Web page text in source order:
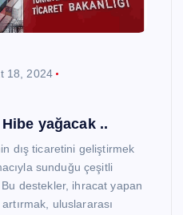
18, 2024
yağacak ..
dış ticaretini geliştirmek
sunduğu çeşitli
destekler, ihracat yapan
uluslararası